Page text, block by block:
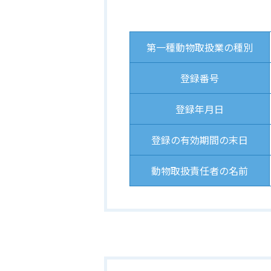
第一種動物取扱業の種別
登録番号
登録年月日
登録の有効期間の末日
動物取扱責任者の名前